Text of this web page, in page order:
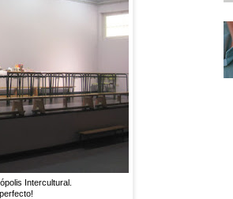
Intercultural.